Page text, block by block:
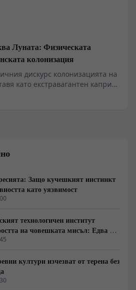
Луната: Физическата
колонизация
дискурс колонизацията на
като екстравагантен каприз
Луната остава подценяван
поддръжка, докато Марс
автохтонни суровини за
Защо кучешкият инстинкт
като уязвимост
технологичен институт
на човешката мисъл: Едва 10
култури изчезват от терена без